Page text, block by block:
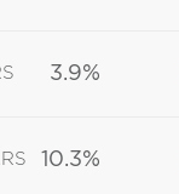
3.9%
10.3%